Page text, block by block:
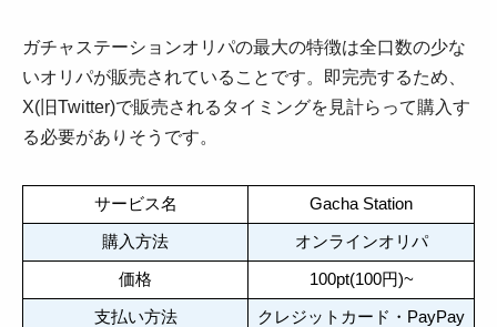
ガチャステーションオリパの最大の特徴は全口数の少な
いオリパが販売されていることです。即完売するため、
X(旧Twitter)で販売されるタイミングを見計らって購入す
る必要がありそうです。
サービス名 Gacha Station
購入方法 オンラインオリパ
価格 100pt(100円)~
支払い方法 クレジットカード・PayPay